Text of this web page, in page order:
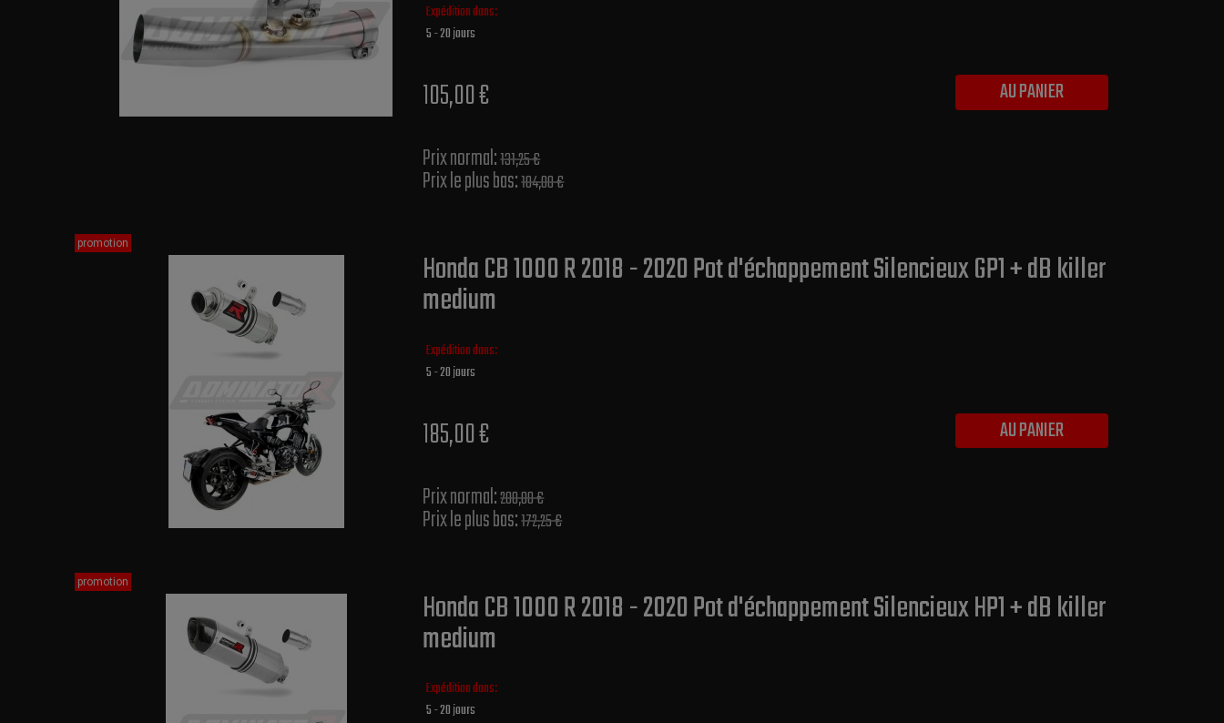
Expédition dans:
5 - 20 jours
105,00 €
Prix normal​:131,25 €
Prix le plus bas:104,00 €
AU PANIER
Honda CB 1000 R 2018 - 2020 Pot d'échappement Silencieux GP1 + dB killer
medium
Expédition dans:
5 - 20 jours
185,00 €
Prix normal​:200,00 €
Prix le plus bas:172,25 €
AU PANIER
promotion
Honda CB 1000 R 2018 - 2020 Pot d'échappement Silencieux HP1 + dB killer
medium
Expédition dans:
5 - 20 jours
promotion